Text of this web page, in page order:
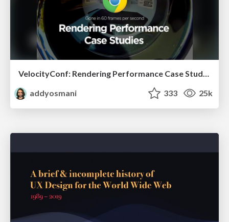
VelocityConf: Rendering Performance Case Studies
addyosmani
333 25k